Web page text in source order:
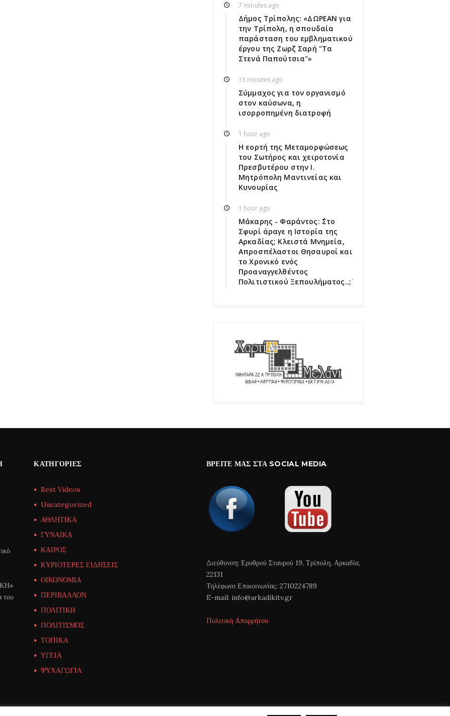
7 minutes ago
Δήμος Τρίπολης: «ΔΩΡΕΑΝ για
την Τρίπολη, η σπουδαία
παράσταση του εμβληματικού
έργου της Ζωρζ Σαρή "Τα
Στενά Παπούτσια"»
13 minutes ago
Σύμμαχος για τον οργανισμό
στον καύσωνα, η
ισορροπημένη διατροφή
1 hour ago
Η εορτή της Μεταμορφώσεως
του Σωτήρος και χειροτονία
Πρεσβυτέρου στην Ι.
Μητρόπολη Μαντινείας και
Κυνουρίας
1 hour ago
Μάκαρης - Φαράντος: ΄΄Στο
Σφυρί άραγε η Ιστορία της
Αρκαδίας; Κλειστά Μνημεία,
Απροσπέλαστοι Θησαυροί και
το Χρονικό ενός
Προαναγγελθέντος
Πολιτιστικού Ξεπουλήματος..;΄΄
του
ΚΑΤΗΓΟΡΊΕΣ
Best Videos
Uncategorized
ΑΘΛΗΤΙΚΑ
ΓΥΝΑΙΚΑ
ΚΑΙΡΟΣ
ΚΥΡΙΟΤΕΡΕΣ ΕΙΔΗΣΕΙΣ
ΟΙΚΟΝΟΜΙΑ
ΠΕΡΙΒΑΛΛΟΝ
ΠΟΛΙΤΙΚΗ
ΠΟΛΙΤΙΣΜΟΣ
ΤΟΠΙΚΑ
ΥΓΕΙΑ
ΨΥΧΑΓΩΓΙΑ
ΒΡΕΊΤΕ ΜΑΣ ΣΤΑ SOCIAL MEDIA
Διεύθυνση: Ερυθρού Σταυρού 19, Τρίπολη, Αρκαδία,
22131
Τηλέφωνο Επικοινωνίας: 2710224789
E-mail: info@arkadikitv.gr
Πολιτική Απορρήτου